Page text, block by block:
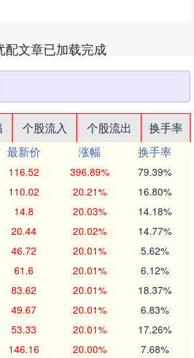
配文章已加载完成
个股流入 个股流出
换手率
最新价 涨幅
换手率
116.52 396.89% 79.39%
110.02 20.21% 16.80%
14.8 20.03% 14.18%
20.44 20.02% 14.77%
46.72 20.01% 5.62%
61.6 20.01% 6.12%
83.62 20.01% 18.37%
49.67 20.01% 6.83%
53.33 20.01% 17.26%
146.16 20.00% 7.68%